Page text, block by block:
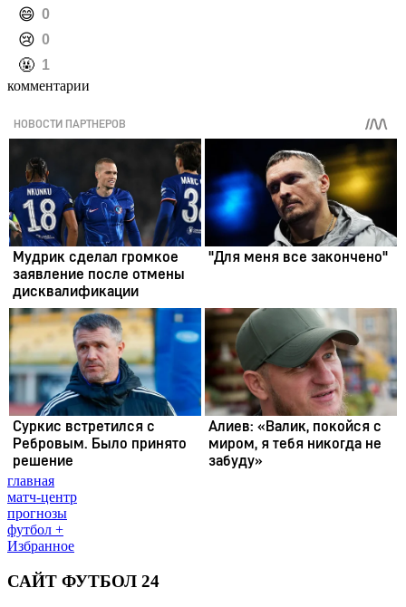
️😄 0
️😢 0
️🤬 1
комментарии
главная
матч-центр
прогнозы
футбол +
Избранное
САЙТ ФУТБОЛ 24